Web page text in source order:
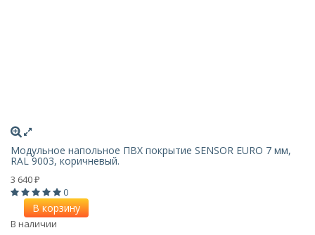
Модульное напольное ПВХ покрытие SENSOR EURO 7 мм,
RAL 9003, коричневый.
3 640 ₽
0
В корзину
В наличии